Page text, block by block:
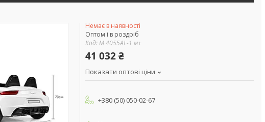
Немає в наявності
Оптом і в роздріб
Код:M 4055AL-1 м+
41 032 ₴
Показати оптові ціни
+380 (50) 050-02-67